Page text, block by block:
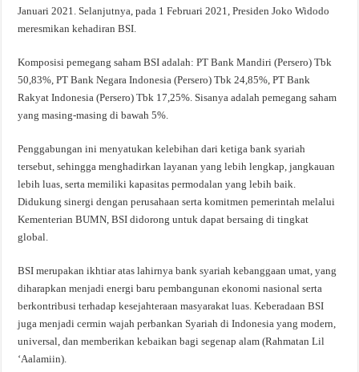
Januari 2021. Selanjutnya, pada 1 Februari 2021, Presiden Joko Widodo
meresmikan kehadiran BSI.
Komposisi pemegang saham BSI adalah: PT Bank Mandiri (Persero) Tbk
50,83%, PT Bank Negara Indonesia (Persero) Tbk 24,85%, PT Bank
Rakyat Indonesia (Persero) Tbk 17,25%. Sisanya adalah pemegang saham
yang masing-masing di bawah 5%.
Penggabungan ini menyatukan kelebihan dari ketiga bank syariah
tersebut, sehingga menghadirkan layanan yang lebih lengkap, jangkauan
lebih luas, serta memiliki kapasitas permodalan yang lebih baik.
Didukung sinergi dengan perusahaan serta komitmen pemerintah melalui
Kementerian BUMN, BSI didorong untuk dapat bersaing di tingkat
global.
BSI merupakan ikhtiar atas lahirnya bank syariah kebanggaan umat, yang
diharapkan menjadi energi baru pembangunan ekonomi nasional serta
berkontribusi terhadap kesejahteraan masyarakat luas. Keberadaan BSI
juga menjadi cermin wajah perbankan Syariah di Indonesia yang modern,
universal, dan memberikan kebaikan bagi segenap alam (Rahmatan Lil
‘Aalamiin).